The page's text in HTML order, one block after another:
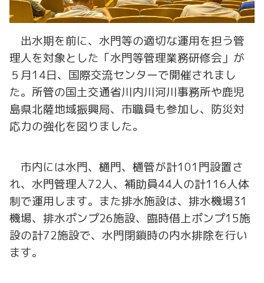
出水期を前に、水門等の適切な運用を担う管
理人を対象とした「水門等管理業務研修会」が
５月14日、国際交流センターで開催されまし
た。所管の国土交通省川内川河川事務所や鹿児
島県北薩地域振興局、市職員も参加し、防災対
応力の強化を図りました。
市内には水門、樋門、樋管が計101門設置さ
れ、水門管理人72人、補助員44人の計116人体
制で運用します。また排水施設は、排水機場31
機場、排水ポンプ26施設、臨時借上ポンプ15施
設の計72施設で、水門閉鎖時の内水排除を行い
ます。